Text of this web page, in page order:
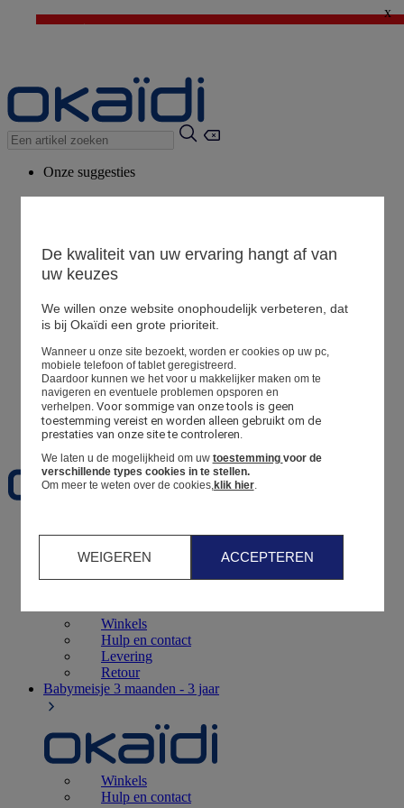
⚡LAST DAYS : Alles aan -50%* vanaf 2 aangekochte artikelen>
x
Onze suggesties
Bekijk alle artikelen
Winkel
Mijn informatie
Een bestelling volgen
Mandje
Favorieten
Geboorte0 - 12 maanden
Winkels
Hulp en contact
Levering
Retour
Babymeisje 3 maanden - 3 jaar
Winkels
Hulp en contact
De kwaliteit van uw ervaring hangt af van
uw keuzes
We willen onze website onophoudelijk verbeteren, dat
is bij Okaïdi een grote prioriteit.
Wanneer u onze site bezoekt, worden er cookies op uw pc,
mobiele telefoon of tablet geregistreerd.
Daardoor kunnen we het voor u makkelijker maken om te
navigeren en eventuele problemen opsporen en
verhelpen. Voor sommige van onze tools is geen
toestemming vereist en worden alleen gebruikt om de
prestaties van onze site te controleren.
We laten u de mogelijkheid om uw toestemming voor de
verschillende types cookies in te stellen.
Om meer te weten over de cookies,klik hier.
WEIGEREN ACCEPTEREN